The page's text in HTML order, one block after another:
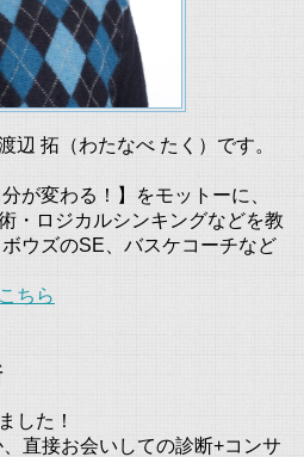
辺 拓（わたなべ たく）です。
が変わる！】をモットーに、
・ロジカルシンキングなどを教
ウズのSE、バスケコーチなど
ちら
した！
直接お会いしての診断+コンサ